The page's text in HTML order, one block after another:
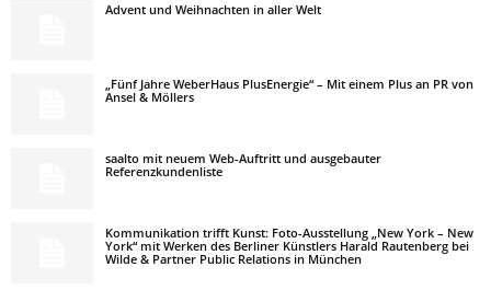
Advent und Weihnachten in aller Welt
„Fünf Jahre WeberHaus PlusEnergie“ – Mit einem Plus an PR von
Ansel & Möllers
saalto mit neuem Web-Auftritt und ausgebauter
Referenzkundenliste
Kommunikation trifft Kunst: Foto-Ausstellung „New York – New
York“ mit Werken des Berliner Künstlers Harald Rautenberg bei
Wilde & Partner Public Relations in München